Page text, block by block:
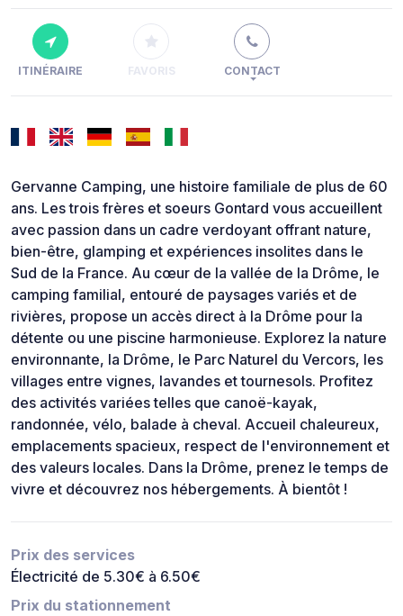
ITINÉRAIRE FAVORIS CONTACT
Gervanne Camping, une histoire familiale de plus de 60
ans. Les trois frères et soeurs Gontard vous accueillent
avec passion dans un cadre verdoyant offrant nature,
bien-être, glamping et expériences insolites dans le
Sud de la France. Au cœur de la vallée de la Drôme, le
camping familial, entouré de paysages variés et de
rivières, propose un accès direct à la Drôme pour la
détente ou une piscine harmonieuse. Explorez la nature
environnante, la Drôme, le Parc Naturel du Vercors, les
villages entre vignes, lavandes et tournesols. Profitez
des activités variées telles que canoë-kayak,
randonnée, vélo, balade à cheval. Accueil chaleureux,
emplacements spacieux, respect de l'environnement et
des valeurs locales. Dans la Drôme, prenez le temps de
vivre et découvrez nos hébergements. À bientôt !
Prix des services
Électricité de 5.30€ à 6.50€
Prix du stationnement